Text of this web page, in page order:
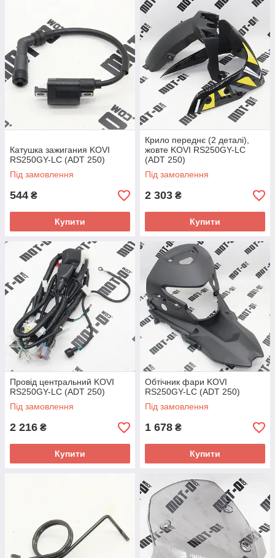
Катушка зажигания KOVI
RS250GY-LC (ADT 250)
Під замовлення
544 ₴
Купити
Крило переднє (2 деталі),
жовте KOVI RS250GY-LC
(ADT 250)
Під замовлення
2 303 ₴
Купити
Провід центральний KOVI
RS250GY-LC (ADT 250)
Під замовлення
2 216 ₴
Купити
Обтічник фари KOVI
RS250GY-LC (ADT 250)
Під замовлення
1 678 ₴
Купити